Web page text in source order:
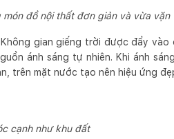
đồ nội thất đơn giản và vừa vặn
gian giếng trời được đẩy vào
ánh sáng tự nhiên. Khi ánh
trên mặt nước tạo nên hiệu ứng
cạnh như khu đất